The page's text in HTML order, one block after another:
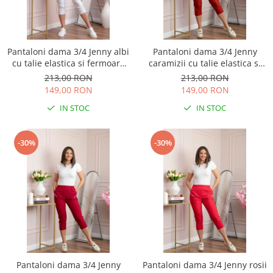
Pantaloni dama 3/4 Jenny albi
cu talie elastica si fermoare
decorative
213,00 RON
149,00 RON
IN STOC
Pantaloni dama 3/4 Jenny
caramizii cu talie elastica si
fermoare decorative
213,00 RON
149,00 RON
IN STOC
-30%
Pantaloni dama 3/4 Jenny
-30%
Pantaloni dama 3/4 Jenny rosii